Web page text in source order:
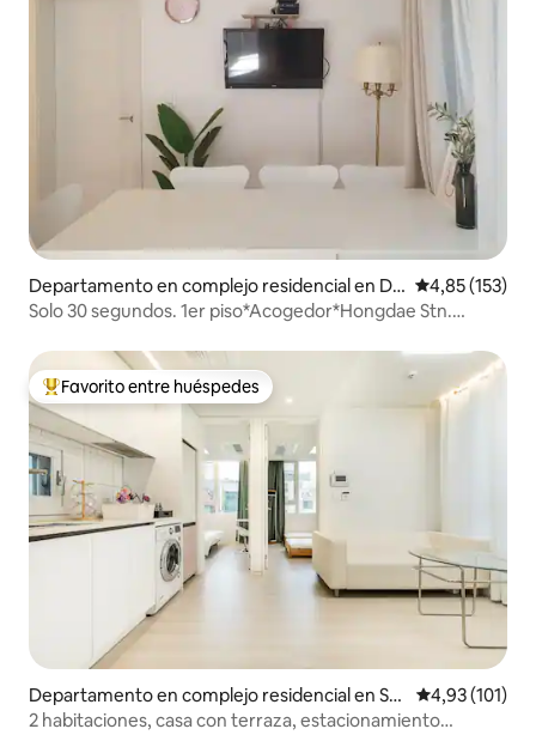
Departamento en complejo residencial en Do
nggyo-dong, Mapo-gu
Calificación
4,85 (153)
Solo 30 segundos. 1er piso*Acogedor*Hongdae Stn.
Favorito entre los huéspedes más destacados
Favorito entre huéspedes
Departamento en complejo residencial en Se
ongbuk-gu (distrito)
Calificación
4,93 (101)
2 habitaciones, casa con terraza, estacionamiento